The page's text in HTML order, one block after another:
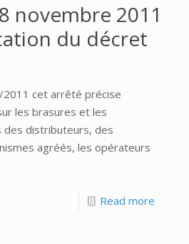
novembre 2011
du décret
2011 cet arrêté précise
les brasures et les
des distributeurs, des
agréés, les opérateurs
Read more